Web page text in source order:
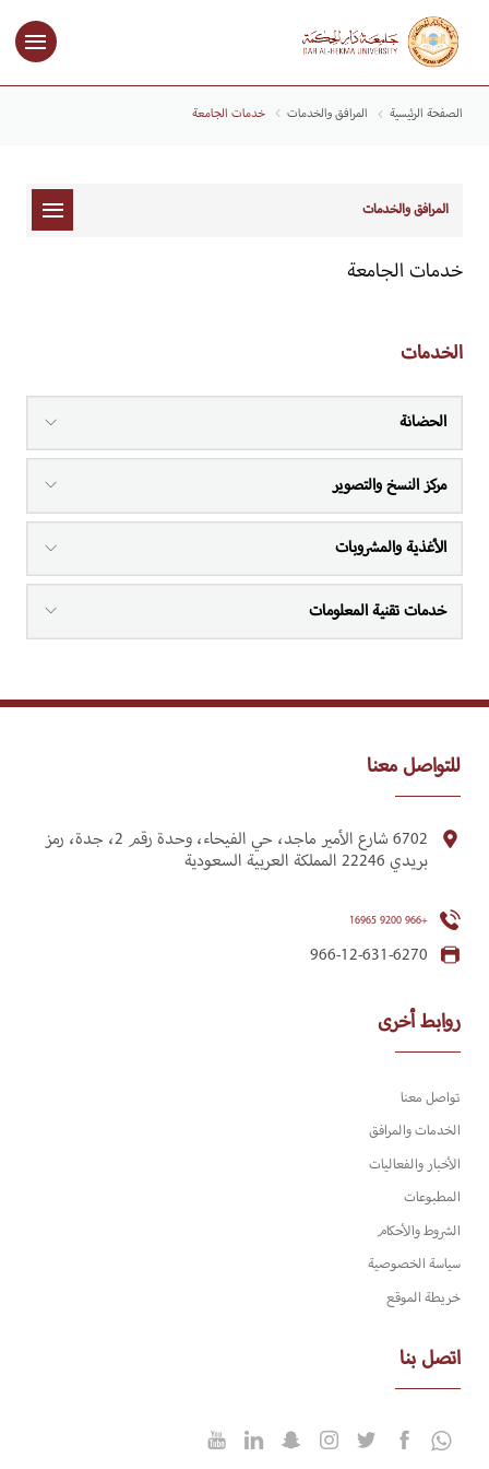
الصفحة الرئيسية المرافق والخدمات ​خدمات الجامعة
المرافق والخدمات
خدمات الجامعة
الخدمات
الحضانة
مركز النسخ والتصوير
الأغذية والمشروبات
خدمات تقنية المعلومات
للتواصل معنا
6702 شارع الأمير ماجد، حي الفيحاء، وحدة رقم 2، جدة، رمز
بريدي 22246 المملكة العربية السعودية
+966 9200 16965
966-12-631-6270
روابط أخرى
تواصل معنا
الخدمات والمرافق
الأخبار والفعاليات
المطبوعات
الشروط والأحكام
سياسة الخصوصية
خريطة الموقع
اتصل بنا